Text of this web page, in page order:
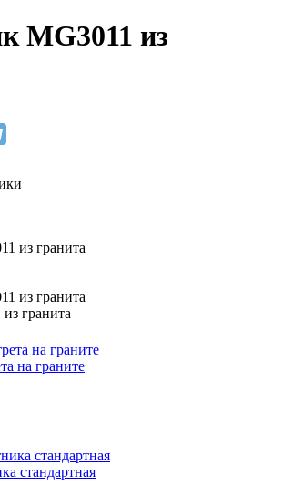
MG3011 из
гранита
на граните
стандартная